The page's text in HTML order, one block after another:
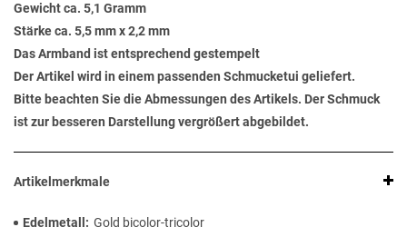
Gewicht ca. 5,1 Gramm
Stärke ca. 5,5 mm x 2,2 mm
Das Armband ist entsprechend gestempelt
Der Artikel wird in einem passenden Schmucketui geliefert.
Bitte beachten Sie die Abmessungen des Artikels. Der Schmuck
ist zur besseren Darstellung vergrößert abgebildet.
Artikelmerkmale
Edelmetall
Gold bicolor-tricolor